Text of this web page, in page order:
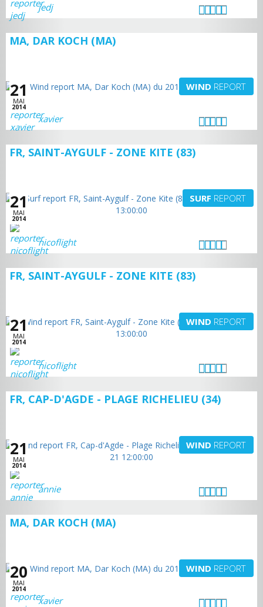
jedj
MA, DAR KOCH (MA)
21
MAI
2014
WIND REPORT
xavier
FR, SAINT-AYGULF - ZONE KITE (83)
21
MAI
2014
SURF REPORT
nicoflight
FR, SAINT-AYGULF - ZONE KITE (83)
21
MAI
2014
WIND REPORT
nicoflight
FR, CAP-D'AGDE - PLAGE RICHELIEU (34)
21
MAI
2014
WIND REPORT
annie
MA, DAR KOCH (MA)
20
MAI
2014
WIND REPORT
xavier